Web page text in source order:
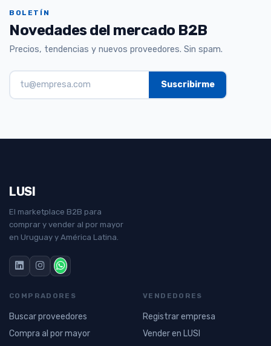
BOLETÍN
Novedades del mercado B2B
Precios, tendencias y nuevos proveedores. Sin spam.
LUSI
El marketplace B2B para
comprar y vender al por mayor
en Uruguay y América Latina.
COMPRADORES
Buscar proveedores
Compra al por mayor
VENDEDORES
Registrar empresa
Vender en LUSI